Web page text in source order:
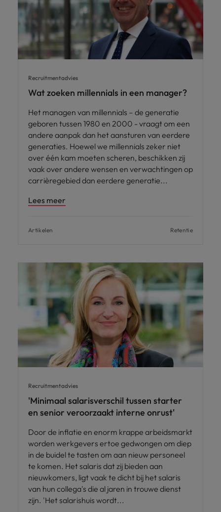
Recruitmentadvies
Wat zoeken millennials in een manager?
Het managen van millennials – de generatie
geboren tussen 1980 en 2000 - vraagt om een
andere aanpak dan het aansturen van eerdere
generaties. Hoewel we millennials zeker niet
over één kam moeten scheren, beschikken zij
vaak over andere wensen en verwachtingen op
carrièregebied dan eerdere generatie
Lees meer
Artikelen Retentie
Recruitmentadvies
'Minimaal salarisverschil tussen starter
en senior veroorzaakt interne onrust'
Door de inflatie en enorm krappe arbeidsmarkt
worden werkgevers ertoe gedwongen om diep
in de buidel te tasten om aan nieuw personeel
te komen. Het salaris dat zij bieden aan
nieuwkomers, ligt vaak te dicht bij het salaris
van hun collega's die al jaren in trouwe dienst
zijn. 'Het salarishuis wordt